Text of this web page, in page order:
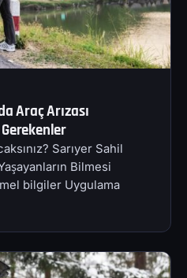
Araç Arızası
Sarıyer Sahil
Bilmesi
bilgiler Uygulama